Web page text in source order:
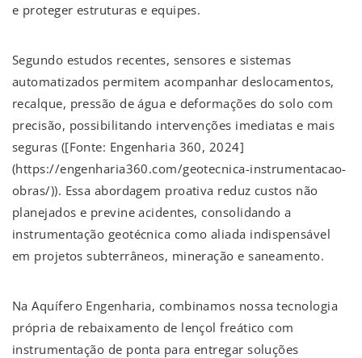
e proteger estruturas e equipes.
Segundo estudos recentes, sensores e sistemas
automatizados permitem acompanhar deslocamentos,
recalque, pressão de água e deformações do solo com
precisão, possibilitando intervenções imediatas e mais
seguras ([Fonte: Engenharia 360, 2024]
(https://engenharia360.com/geotecnica-instrumentacao-
obras/)). Essa abordagem proativa reduz custos não
planejados e previne acidentes, consolidando a
instrumentação geotécnica como aliada indispensável
em projetos subterrâneos, mineração e saneamento.
Na Aquífero Engenharia, combinamos nossa tecnologia
própria de rebaixamento de lençol freático com
instrumentação de ponta para entregar soluções